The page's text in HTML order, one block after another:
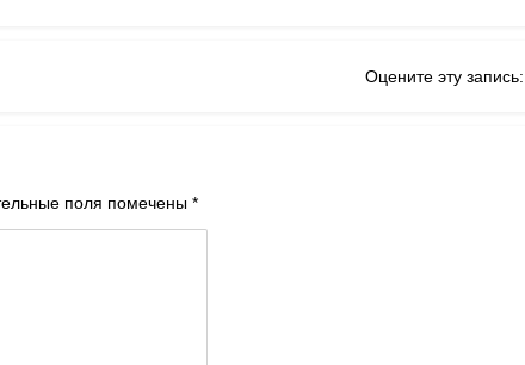
Оцените эту запись:
поля помечены *